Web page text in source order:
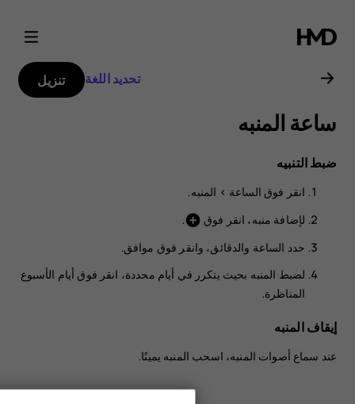
دليل
مستخدم
Nokia
G21
تحديد اللغة تنزيل
ساعة المنبه
ضبط التنبيه
انقر فوق الساعة‏‎ > المنبه.
لإضافة منبه، انقر فوق add_circle
.
حدد الساعة والدقائق، وانقر فوق موافق.
لضبط المنبه بحيث يتكرر في أيام محددة، انقر فوق أيام الأسبوع
المناظرة.
إيقاف المنبه
عند سماع أصوات المنبه، اسحب المنبه يمينًا.